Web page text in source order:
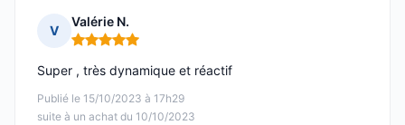
V
Valérie N.
Note : 5 sur 5
Publié le 15/10/2023 à 17h29
suite à un achat du 10/10/2023
Super , très dynamique et réactif